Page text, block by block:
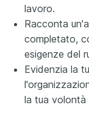
lavoro.
Racconta
completato,
esigenze del
Evidenzia la
la tua volontà